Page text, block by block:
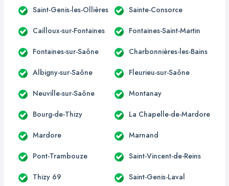
Saint-Genis-les-Ollières Sainte-Consorce
Cailloux-sur-Fontaines Fontaines-Saint-Martin
Fontaines-sur-Saône Charbonnières-les-Bains
Albigny-sur-Saône Fleurieu-sur-Saône
Neuville-sur-Saône Montanay
Bourg-de-Thizy La Chapelle-de-Mardore
Mardore Marnand
Pont-Trambouze Saint-Vincent-de-Reins
Thizy 69 Saint-Genis-Laval